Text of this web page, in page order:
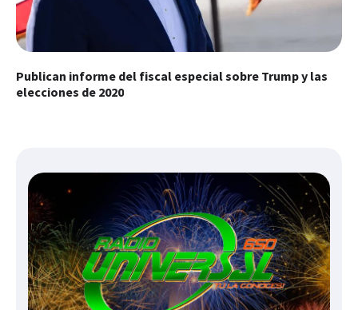
Publican informe del fiscal especial sobre Trump y las
elecciones de 2020